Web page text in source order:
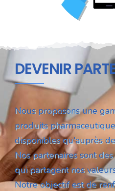
DEVENIR
Nous proposons une
produits
disponibles qu'auprès
Nos partenaires sont
qui partagent nos
Notre objectif est de